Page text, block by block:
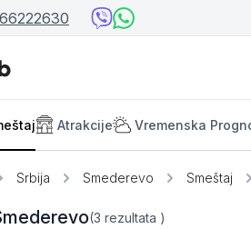
Srbija
Beograd
Atrakcije Vremenska
Srbija Smederevo Smeštaj
(3 rezultata )